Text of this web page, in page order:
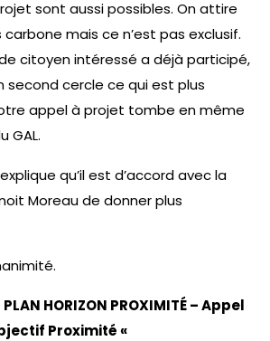
sont aussi possibles. On attire
mais ce n’est pas exclusif.
citoyen intéressé a déjà participé,
cercle ce qui est plus
appel à projet tombe en même
GAL.
qu’il est d’accord avec la
Moreau de donner plus
HORIZON PROXIMITÉ – Appel
Proximité «